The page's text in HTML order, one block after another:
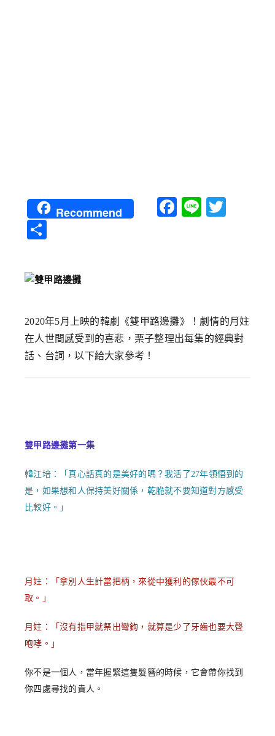
Recommend Facebook
Line
2020年5月上映的韓劇《雙甲路邊攤》！劇情的月妵
在人世間感受到的喜悲，栗子整理出每集的經典對
話、台詞，以下給大家參考！
雙甲路邊攤第一集
韓江培：「真心話真的是美好的嗎？我活了27年領悟到的
是，如果想和人保持美好關係，乾脆就不要知道對方感受
比較好。」
月妵：
「拿別人生計當把柄，來從中獲利的傢伙最不可
取。」
月妵：「沒有指甲就祭出彎鉤，就算是少了牙齒也要大聲
咆哮。」
你不是一個人，當年握緊這隻髮簪的時候，它會帶你找到
你四處尋找的貴人。